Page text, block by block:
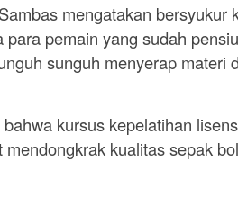
mengatakan
pemain yang sudah
sunguh menyerap materi
kursus kepelatihan
kualitas sepak